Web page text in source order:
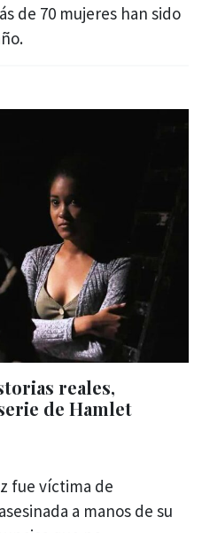
de 70 mujeres han sido
reales,
de Hamlet
fue víctima de
a manos de su